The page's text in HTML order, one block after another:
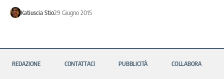
Katiuscia Stio29 Giugno 2015
REDAZIONE CONTATTACI PUBBLICITÀ COLLABORA